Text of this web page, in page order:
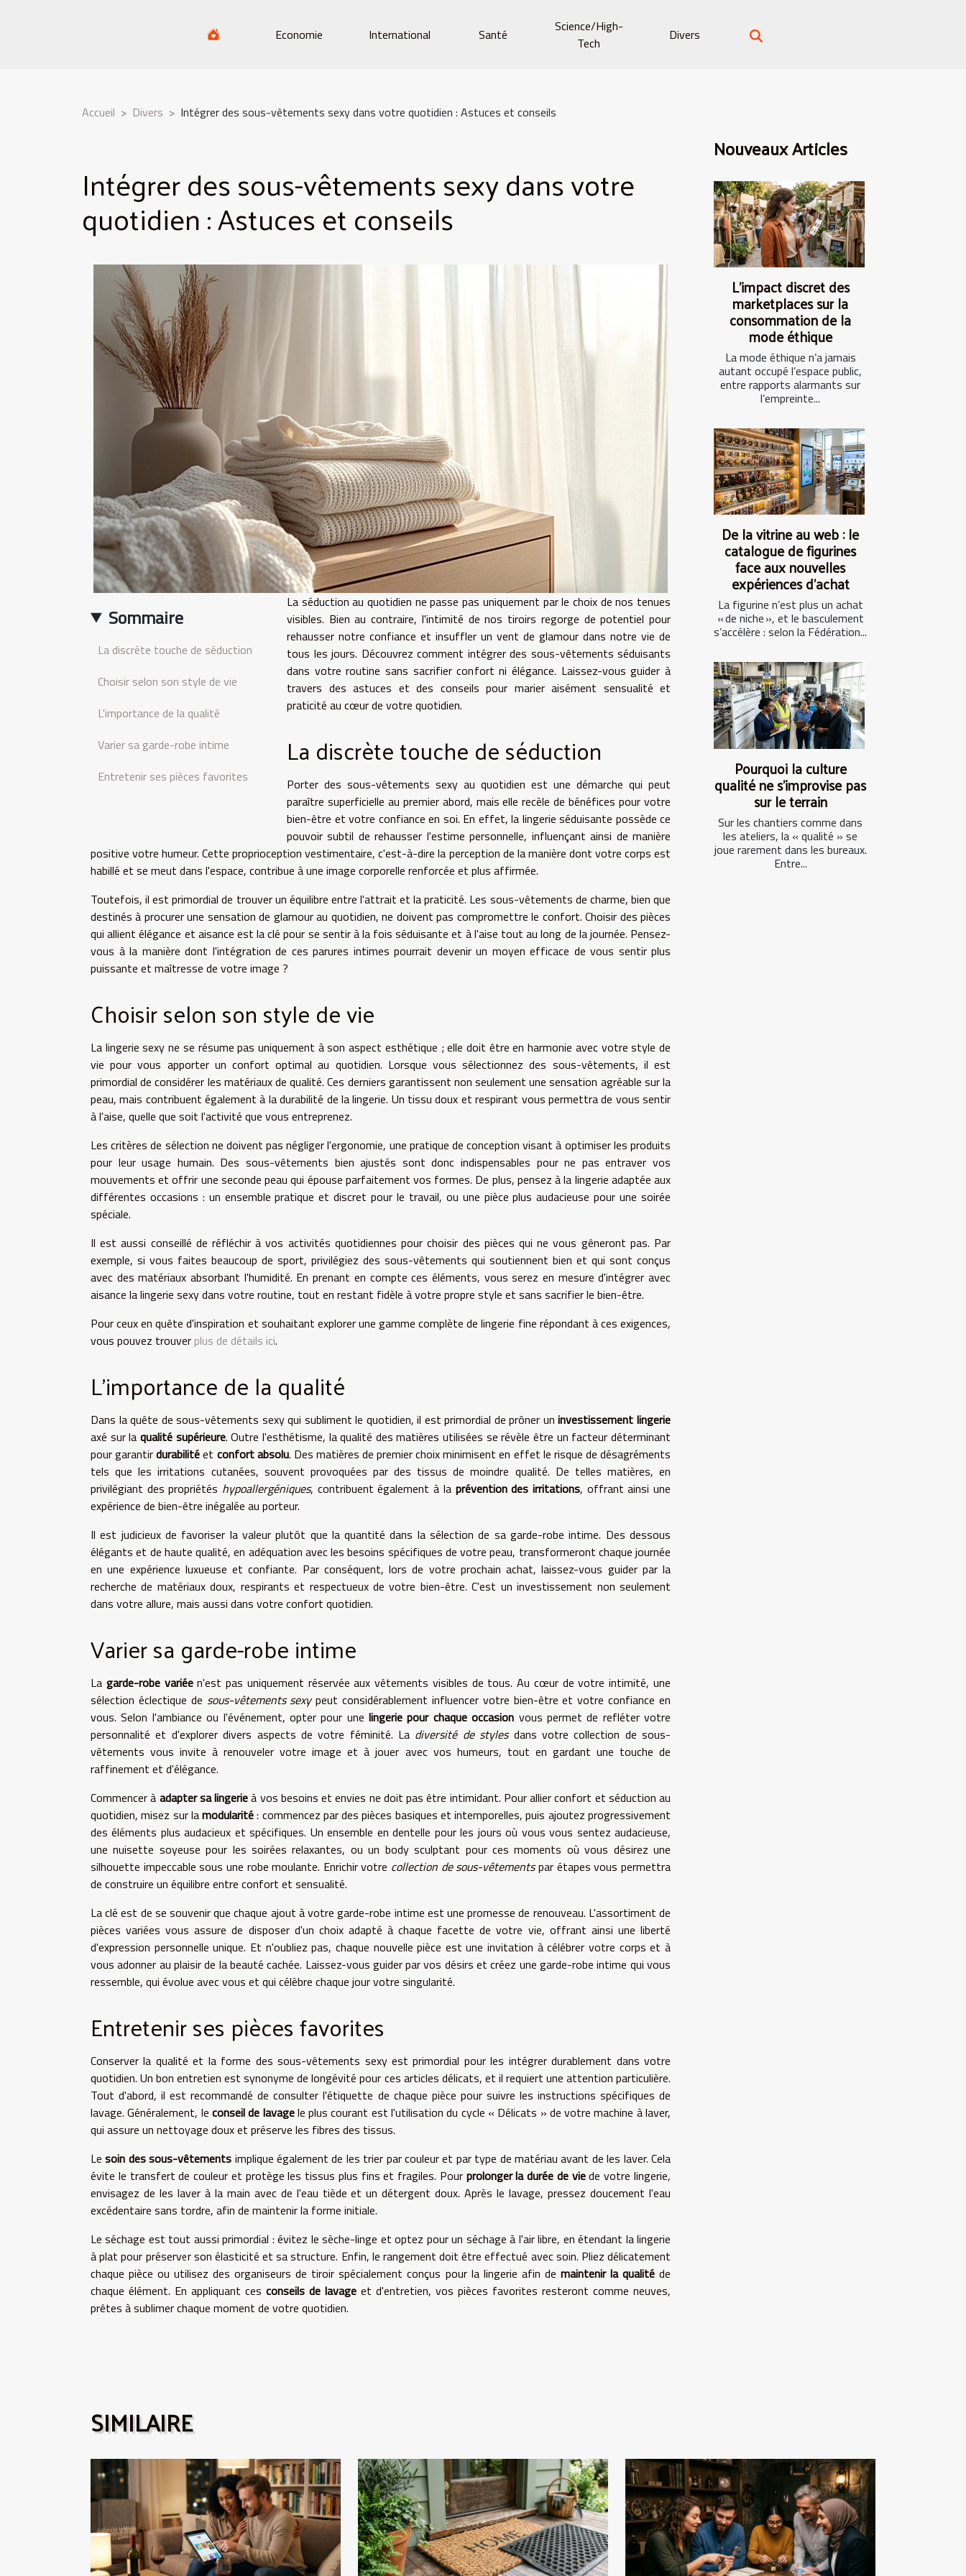
Economie International Santé
Science/High-
Tech
Divers
Accueil Divers Intégrer des sous-vêtements sexy dans votre quotidien : Astuces et conseils
Intégrer des sous-vêtements sexy dans votre
quotidien : Astuces et conseils
Sommaire
La discrète touche de séduction
Choisir selon son style de vie
L'importance de la qualité
Varier sa garde-robe intime
Entretenir ses pièces favorites
La séduction au quotidien ne passe pas uniquement par le choix de nos tenues
visibles. Bien au contraire, l'intimité de nos tiroirs regorge de potentiel pour
rehausser notre confiance et insuffler un vent de glamour dans notre vie de
tous les jours. Découvrez comment intégrer des sous-vêtements séduisants
dans votre routine sans sacrifier confort ni élégance. Laissez-vous guider à
travers des astuces et des conseils pour marier aisément sensualité et
praticité au cœur de votre quotidien.
La discrète touche de séduction
Porter des sous-vêtements sexy au quotidien est une démarche qui peut
paraître superficielle au premier abord, mais elle recèle de bénéfices pour votre
bien-être et votre confiance en soi. En effet, la lingerie séduisante possède ce
pouvoir subtil de rehausser l'estime personnelle, influençant ainsi de manière
positive votre humeur. Cette proprioception vestimentaire, c'est-à-dire la perception de la manière dont votre corps est
habillé et se meut dans l'espace, contribue à une image corporelle renforcée et plus affirmée.
Toutefois, il est primordial de trouver un équilibre entre l'attrait et la praticité. Les sous-vêtements de charme, bien que
destinés à procurer une sensation de glamour au quotidien, ne doivent pas compromettre le confort. Choisir des pièces
qui allient élégance et aisance est la clé pour se sentir à la fois séduisante et à l'aise tout au long de la journée. Pensez-
vous à la manière dont l'intégration de ces parures intimes pourrait devenir un moyen efficace de vous sentir plus
puissante et maîtresse de votre image ?
Choisir selon son style de vie
La lingerie sexy ne se résume pas uniquement à son aspect esthétique ; elle doit être en harmonie avec votre style de
vie pour vous apporter un confort optimal au quotidien. Lorsque vous sélectionnez des sous-vêtements, il est
primordial de considérer les matériaux de qualité. Ces derniers garantissent non seulement une sensation agréable sur la
peau, mais contribuent également à la durabilité de la lingerie. Un tissu doux et respirant vous permettra de vous sentir
à l'aise, quelle que soit l'activité que vous entreprenez.
Les critères de sélection ne doivent pas négliger l'ergonomie, une pratique de conception visant à optimiser les produits
pour leur usage humain. Des sous-vêtements bien ajustés sont donc indispensables pour ne pas entraver vos
mouvements et offrir une seconde peau qui épouse parfaitement vos formes. De plus, pensez à la lingerie adaptée aux
différentes occasions : un ensemble pratique et discret pour le travail, ou une pièce plus audacieuse pour une soirée
spéciale.
Il est aussi conseillé de réfléchir à vos activités quotidiennes pour choisir des pièces qui ne vous gêneront pas. Par
exemple, si vous faites beaucoup de sport, privilégiez des sous-vêtements qui soutiennent bien et qui sont conçus
avec des matériaux absorbant l'humidité. En prenant en compte ces éléments, vous serez en mesure d'intégrer avec
aisance la lingerie sexy dans votre routine, tout en restant fidèle à votre propre style et sans sacrifier le bien-être.
Pour ceux en quête d'inspiration et souhaitant explorer une gamme complète de lingerie fine répondant à ces exigences,
vous pouvez trouver plus de détails ici.
L'importance de la qualité
Dans la quête de sous-vêtements sexy qui subliment le quotidien, il est primordial de prôner uninvestissement lingerie
axé sur la qualité supérieure. Outre l'esthétisme, la qualité des matières utilisées se révèle être un facteur déterminant
pour garantirdurabilitéet confort absolu. Des matières de premier choix minimisent en effet le risque de désagréments
tels que les irritations cutanées, souvent provoquées par des tissus de moindre qualité. De telles matières, en
privilégiant des propriétés hypoallergéniques, contribuent également à la prévention des irritations, offrant ainsi une
expérience de bien-être inégalée au porteur.
Il est judicieux de favoriser la valeur plutôt que la quantité dans la sélection de sa garde-robe intime. Des dessous
élégants et de haute qualité, en adéquation avec les besoins spécifiques de votre peau, transformeront chaque journée
en une expérience luxueuse et confiante. Par conséquent, lors de votre prochain achat, laissez-vous guider par la
recherche de matériaux doux, respirants et respectueux de votre bien-être. C'est un investissement non seulement
dans votre allure, mais aussi dans votre confort quotidien.
Varier sa garde-robe intime
La garde-robe variéen'est pas uniquement réservée aux vêtements visibles de tous. Au cœur de votre intimité, une
sélection éclectique de sous-vêtements sexypeut considérablement influencer votre bien-être et votre confiance en
vous. Selon l'ambiance ou l'événement, opter pour une lingerie pour chaque occasion vous permet de refléter votre
personnalité et d'explorer divers aspects de votre féminité. La diversité de stylesdans votre collection de sous-
vêtements vous invite à renouveler votre image et à jouer avec vos humeurs, tout en gardant une touche de
raffinement et d'élégance.
Commencer à adapter sa lingerieà vos besoins et envies ne doit pas être intimidant. Pour allier confort et séduction au
quotidien, misez sur lamodularité: commencez par des pièces basiques et intemporelles, puis ajoutez progressivement
des éléments plus audacieux et spécifiques. Un ensemble en dentelle pour les jours où vous vous sentez audacieuse,
une nuisette soyeuse pour les soirées relaxantes, ou un body sculptant pour ces moments où vous désirez une
silhouette impeccable sous une robe moulante. Enrichir votre collection de sous-vêtementspar étapes vous permettra
de construire un équilibre entre confort et sensualité.
La clé est de se souvenir que chaque ajout à votre garde-robe intime est une promesse de renouveau. L'assortiment de
pièces variées vous assure de disposer d'un choix adapté à chaque facette de votre vie, offrant ainsi une liberté
d'expression personnelle unique. Et n'oubliez pas, chaque nouvelle pièce est une invitation à célébrer votre corps et à
vous adonner au plaisir de la beauté cachée. Laissez-vous guider par vos désirs et créez une garde-robe intime qui vous
ressemble, qui évolue avec vous et qui célèbre chaque jour votre singularité.
Entretenir ses pièces favorites
Conserver la qualité et la forme des sous-vêtements sexy est primordial pour les intégrer durablement dans votre
quotidien. Un bon entretien est synonyme de longévité pour ces articles délicats, et il requiert une attention particulière.
Tout d'abord, il est recommandé de consulter l'étiquette de chaque pièce pour suivre les instructions spécifiques de
lavage. Généralement, le conseil de lavagele plus courant est l'utilisation du cycle « Délicats » de votre machine à laver,
qui assure un nettoyage doux et préserve les fibres des tissus.
Lesoin des sous-vêtements implique également de les trier par couleur et par type de matériau avant de les laver. Cela
évite le transfert de couleur et protège les tissus plus fins et fragiles. Pour prolonger la durée de viede votre lingerie,
envisagez de les laver à la main avec de l'eau tiède et un détergent doux. Après le lavage, pressez doucement l'eau
excédentaire sans tordre, afin de maintenir la forme initiale.
Le séchage est tout aussi primordial : évitez le sèche-linge et optez pour un séchage à l'air libre, en étendant la lingerie
à plat pour préserver son élasticité et sa structure. Enfin, le rangement doit être effectué avec soin. Pliez délicatement
chaque pièce ou utilisez des organiseurs de tiroir spécialement conçus pour la lingerie afin de maintenir la qualitéde
chaque élément. En appliquant ces conseils de lavage et d'entretien, vos pièces favorites resteront comme neuves,
prêtes à sublimer chaque moment de votre quotidien.
Nouveaux Articles
L’impact discret des
marketplaces sur la
consommation de la
mode éthique
La mode éthique n’a jamais
autant occupé l’espace public,
entre rapports alarmants sur
l’empreinte...
De la vitrine au web : le
catalogue de figurines
face aux nouvelles
expériences d’achat
La figurine n’est plus un achat
« de niche », et le basculement
s’accélère : selon la Fédération...
Pourquoi la culture
qualité ne s’improvise pas
sur le terrain
Sur les chantiers comme dans
les ateliers, la « qualité » se
joue rarement dans les bureaux.
Entre...
SIMILAIRE